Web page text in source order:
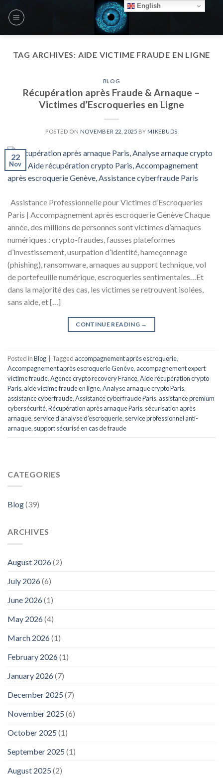
TAG ARCHIVES: AIDE VICTIME FRAUDE EN LIGNE
BLOG
Récupération après Fraude & Arnaque –
Victimes d’Escroqueries en Ligne
POSTED ON NOVEMBER 22, 2025 BY MIKEBUDS
22
Nov
Assistance Professionnelle pour Victimes d’Escroqueries
Paris | Accompagnement après escroquerie Genève Chaque
année, des millions de personnes sont victimes d’arnaques
numériques : crypto-fraudes, fausses plateformes
d’investissement, usurpation d’identité, hameçonnage
(phishing), ransomware, arnaques au support technique, vol
de portefeuille numérique, escroqueries sentimentales…Et
dans la majorité des cas, les victimes se retrouvent isolées,
sans aide, et […]
CONTINUE READING →
Posted inBlog Tagged accompagnement après escroquerie,
Accompagnement après escroquerie Genève, accompagnement expert
victime fraude,Agence crypto recovery France,Aide récupération crypto
Paris, aide victime fraude en ligne,Analyse arnaque crypto Paris,
assistance cyberfraude,Assistance cyberfraude Paris, assistance premium
cybersécurité,Récupération après arnaque Paris, sécurisation après
arnaque, service d’analyse d’escroquerie, service professionnel anti-
arnaque, support sécurisé en cas de fraude
CATEGORIES
Blog(39)
ARCHIVES
August 2026(2)
July 2026(6)
June 2026(1)
May 2026(4)
March 2026(1)
February 2026(1)
January 2026(7)
December 2025 (7)
November 2025 (6)
October 2025 (1)
September 2025 (1)
August 2025 (2)
English